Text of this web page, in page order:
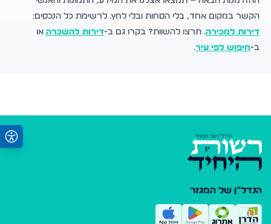
הקשר במקום אחד, בלי הסחות ובלי לחץ. לרשימת כל הנכסים:
דירות למכירה. תרצו להשוות? בקרו גם ב-דירות להשכרה או
ב-חיפוש לפי עיר.
הנדל"ן של המגזר